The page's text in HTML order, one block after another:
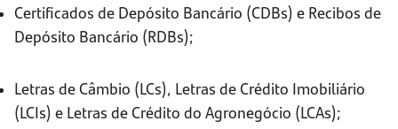
Certificados de Depósito Bancário (CDBs) e Recibos de
Depósito Bancário (RDBs);
Letras de Câmbio (LCs), Letras de Crédito Imobiliário
(LCIs) e Letras de Crédito do Agronegócio (LCAs);